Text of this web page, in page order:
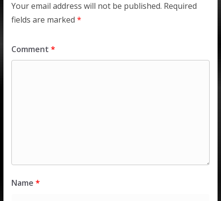
Your email address will not be published. Required
fields are marked *
Comment *
Name *